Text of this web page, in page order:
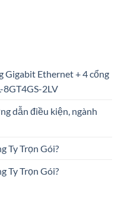
Gigabit Ethernet + 4 cổng
8GT4GS-2LV
dẫn điều kiện, ngành
Ty Trọn Gói?
Ty Trọn Gói?